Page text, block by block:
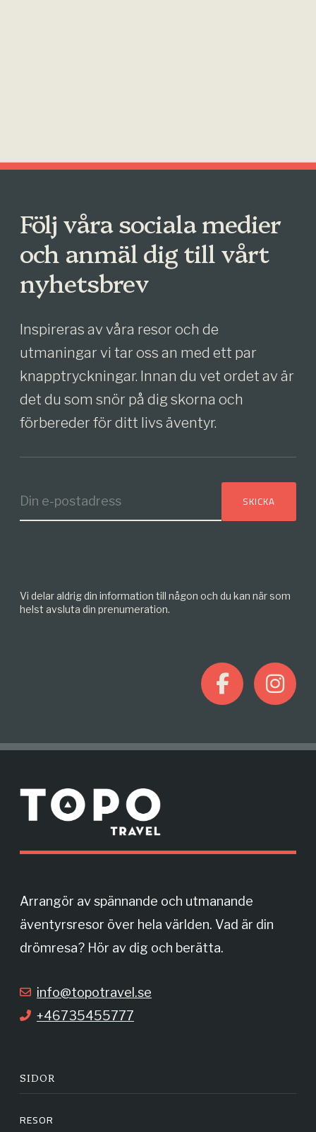
Följ våra sociala medier
och anmäl dig till vårt
nyhetsbrev
Inspireras av våra resor och de
utmaningar vi tar oss an med ett par
knapptryckningar. Innan du vet ordet av är
det du som snör på dig skorna och
förbereder för ditt livs äventyr.
Vi delar aldrig din information till någon och du kan när som
helst avsluta din prenumeration.
F
b
o
o
I
a
M
Arrangör av spännande och utmanande
äventyrsresor över hela världen. Vad är din
drömresa? Hör av dig och berätta.
info@topotravel.se
+46735455777
SIDOR
RESOR